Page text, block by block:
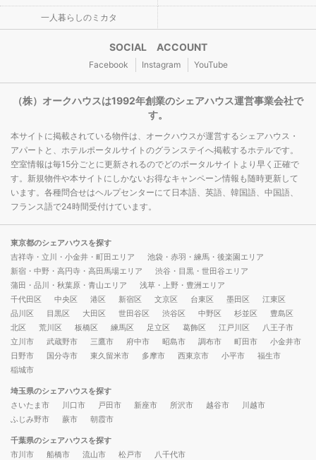
一人暮らしのミカタ
SOCIAL ACCOUNT
Facebook Instagram YouTube
（株）オークハウスは1992年創業のシェアハウス運営事業会社で
す。
本サイトに掲載されている物件は、オークハウスが運営するシェアハウス・
アパートと、ホテルポータルサイトのグランステイへ掲載するホテルです。
空室情報は毎15分ごとに更新されるのでどのポータルサイトより早く正確で
す。新規物件や本サイトにしかないお得なキャンペーン情報も随時更新して
います。各種問合せはヘルプセンターにて日本語、英語、韓国語、中国語、
フランス語で24時間受付けています。
東京都のシェアハウスを探す
吉祥寺・立川・小金井・町田エリア
池袋・赤羽・練馬・後楽園エリア
新宿・中野・高円寺・高田馬場エリア
渋谷・目黒・世田谷エリア
蒲田・品川・秋葉原・青山エリア
浅草・上野・豊洲エリア
千代田区
中央区 港区 新宿区 文京区 台東区 墨田区
江東区
品川区
目黒区 大田区 世田谷区 渋谷区 中野区 杉並区
豊島区
北区
荒川区 板橋区 練馬区 足立区 葛飾区 江戸川区
八王子市
立川市
武蔵野市 三鷹市 府中市 昭島市 調布市 町田市
小金井市
日野市
国分寺市 東久留米市 多摩市 西東京市 小平市
福生市
稲城市
埼玉県のシェアハウスを探す
さいたま市
川口市 戸田市 新座市 所沢市 越谷市
川越市
ふじみ野市
蕨市 朝霞市
千葉県のシェアハウスを探す
市川市
船橋市 流山市 松戸市 八千代市